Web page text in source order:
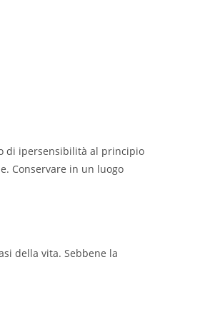
di ipersensibilità al principio
Conservare in un luogo
della vita. Sebbene la